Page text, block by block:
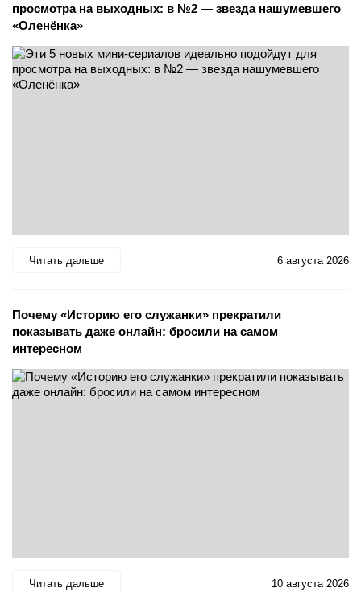
просмотра на выходных: в №2 — звезда нашумевшего
«Оленёнка»
Читать дальше 6 августа 2026
Почему «Историю его служанки» прекратили
показывать даже онлайн: бросили на самом
интересном
Читать дальше 10 августа 2026